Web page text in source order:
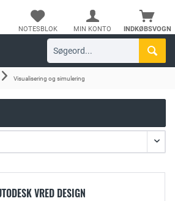
INDKØBSVOGN
NOTESBLOK MIN KONTO
Visualisering og simulering
VRED DESIGN